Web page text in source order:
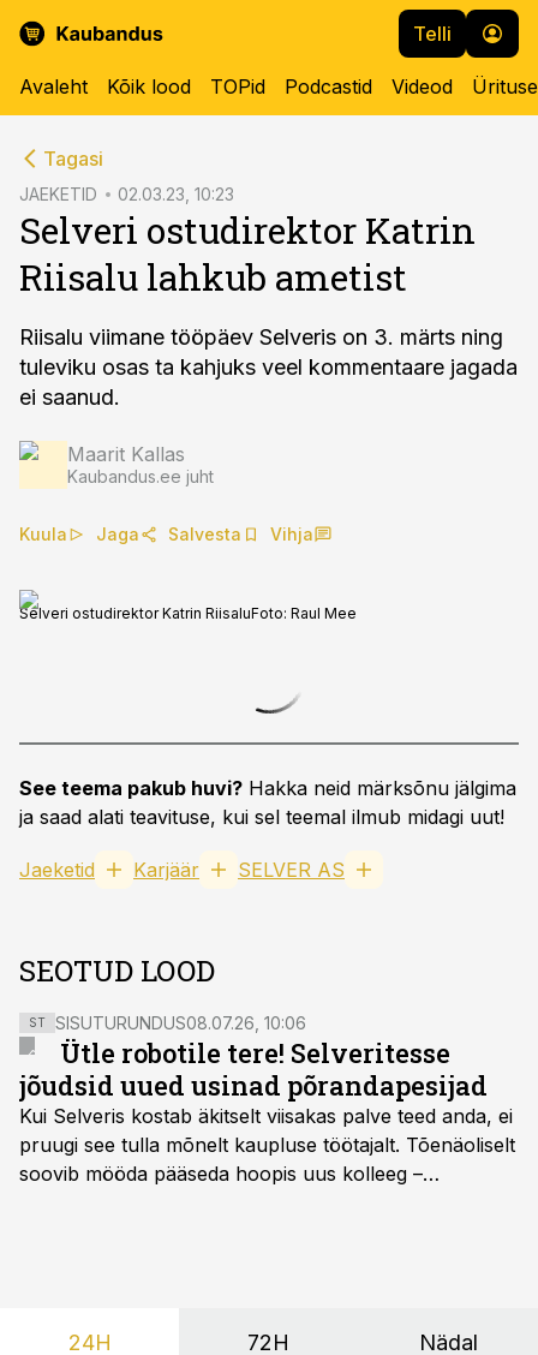
Telli
Avaleht Kõik lood TOPid Podcastid Videod
Tagasi
JAEKETID 02.03.23, 10:23
Selveri ostudirektor Katrin
Riisalu lahkub ametist
Riisalu viimane tööpäev Selveris on 3. märts ning
tuleviku osas ta kahjuks veel kommentaare jagada
ei saanud.
Maarit Kallas
Kaubandus.ee juht
Kuula Jaga Salvesta Vihja
Selveri ostudirektor Katrin RiisaluFoto: Raul Mee
See teema pakub huvi? Hakka neid märksõnu jälgima
ja saad alati teavituse, kui sel teemal ilmub midagi uut!
Jaeketid Karjäär SELVER AS
SEOTUD LOOD
ST SISUTURUNDUS08.07.26, 10:06
Ütle robotile tere! Selveritesse
jõudsid uued usinad põrandapesijad
Kui Selveris kostab äkitselt viisakas palve teed anda, ei
pruugi see tulla mõnelt kaupluse töötajalt. Tõenäoliselt
soovib mööda pääseda hoopis uus kolleeg –
24H 72H Nädal